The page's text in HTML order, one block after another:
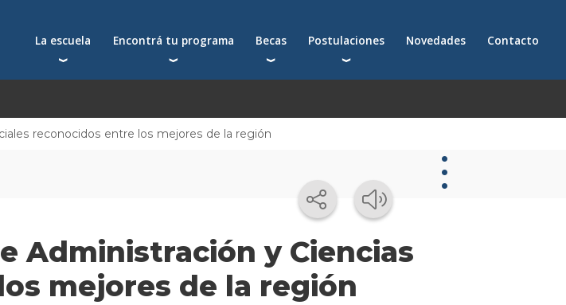
La escuela
Qué nos distingue
Autoridades
Centros y cátedras
Conferencias en YouTube
La facultad
Encontrá tu programa
Postgrados
Seminarios
Becas
Becas para postgrados
Postulaciones
Cómo postularte a un postgrado
Solicitá más información
Novedades Contacto
reconocidos entre los mejores de la región
Administración y Ciencias
mejores de la región